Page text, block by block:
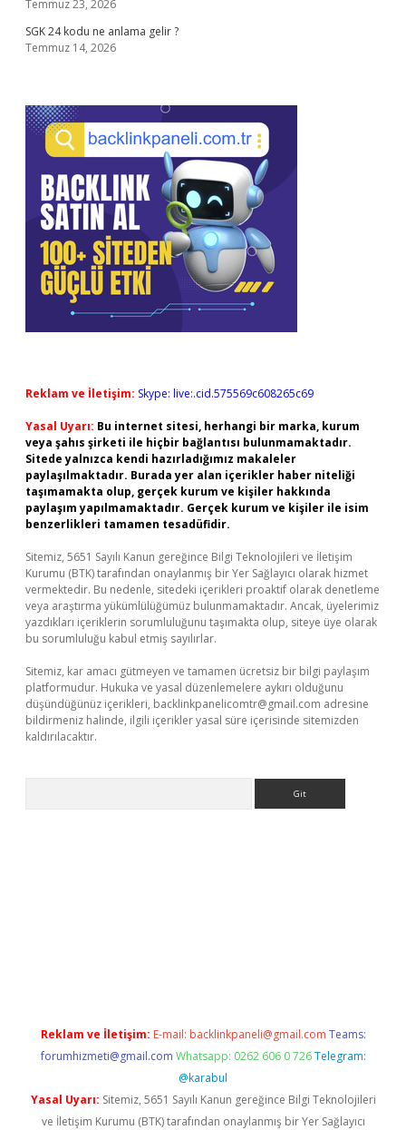
Temmuz 23, 2026
SGK 24 kodu ne anlama gelir ?
Temmuz 14, 2026
Reklam ve İletişim: Skype: live:.cid.575569c608265c69
Yasal Uyarı: Bu internet sitesi, herhangi bir marka, kurum
veya şahıs şirketi ile hiçbir bağlantısı bulunmamaktadır.
Sitede yalnızca kendi hazırladığımız makaleler
paylaşılmaktadır. Burada yer alan içerikler haber niteliği
taşımamakta olup, gerçek kurum ve kişiler hakkında
paylaşım yapılmamaktadır. Gerçek kurum ve kişiler ile isim
benzerlikleri tamamen tesadüfidir.
Sitemiz, 5651 Sayılı Kanun gereğince Bilgi Teknolojileri ve İletişim
Kurumu (BTK) tarafından onaylanmış bir Yer Sağlayıcı olarak hizmet
vermektedir. Bu nedenle, sitedeki içerikleri proaktif olarak denetleme
veya araştırma yükümlülüğümüz bulunmamaktadır. Ancak, üyelerimiz
yazdıkları içeriklerin sorumluluğunu taşımakta olup, siteye üye olarak
bu sorumluluğu kabul etmiş sayılırlar.
Sitemiz, kar amacı gütmeyen ve tamamen ücretsiz bir bilgi paylaşım
platformudur. Hukuka ve yasal düzenlemelere aykırı olduğunu
düşündüğünüz içerikleri, backlinkpanelicomtr@gmail.com adresine
bildirmeniz halinde, ilgili içerikler yasal süre içerisinde sitemizden
kaldırılacaktır.
Reklam ve İletişim: E-mail: backlinkpaneli@gmail.com Teams:
forumhizmeti@gmail.com Whatsapp: 0262 606 0 726 Telegram:
@karabul
Yasal Uyarı: Sitemiz, 5651 Sayılı Kanun gereğince Bilgi Teknolojileri
ve İletişim Kurumu (BTK) tarafından onaylanmış bir Yer Sağlayıcı